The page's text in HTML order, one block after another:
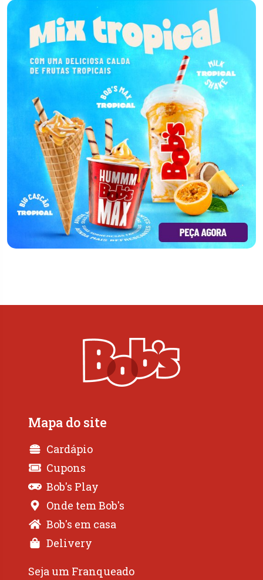
Mapa do site
Cardápio
Cupons
Bob's Play
Onde tem Bob's
Bob's em casa
Delivery
Seja um Franqueado